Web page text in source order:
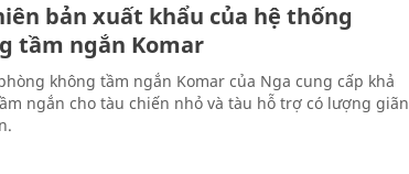
bản xuất khẩu của hệ thống
tầm ngắn Komar
không tầm ngắn Komar của Nga cung cấp khả
ngắn cho tàu chiến nhỏ và tàu hỗ trợ có lượng giãn